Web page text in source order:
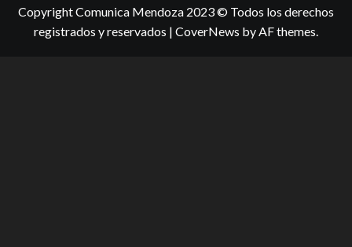
torneo
Elite?
Copyright Comunica Mendoza 2023 © Todos los derechos
registrados y reservados | CoverNews by AF themes.